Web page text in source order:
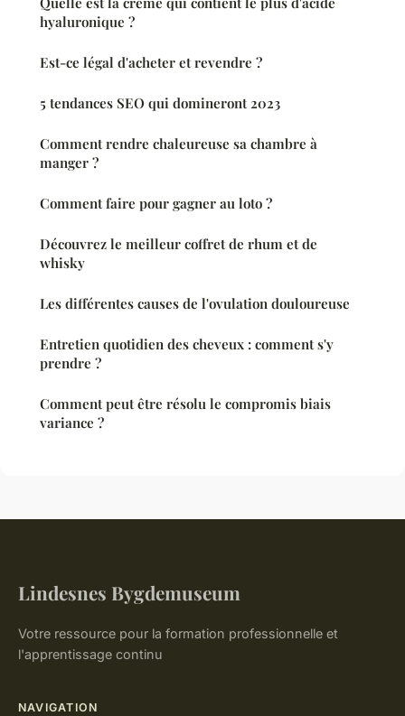
hyaluronique ?
Est-ce légal d'acheter et revendre ?
5 tendances SEO qui domineront 2023
Comment rendre chaleureuse sa chambre à
manger ?
Comment faire pour gagner au loto ?
Découvrez le meilleur coffret de rhum et de
whisky
Les différentes causes de l'ovulation douloureuse
Entretien quotidien des cheveux : comment s'y
prendre ?
Comment peut être résolu le compromis biais
variance ?
Lindesnes Bygdemuseum
Votre ressource pour la formation professionnelle et
l'apprentissage continu
NAVIGATION